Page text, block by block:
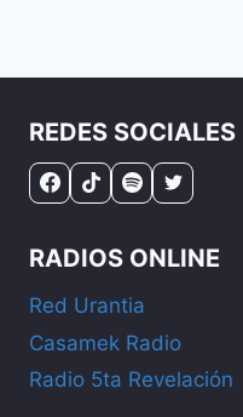
REDES SOCIALES
RADIOS ONLINE
Red Urantia
Casamek Radio
Radio 5ta Revelación